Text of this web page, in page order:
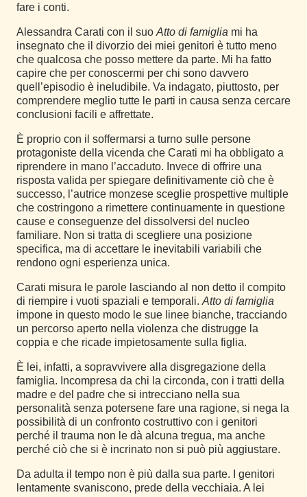
fare i conti.
Alessandra Carati con il suo Atto di famiglia mi ha
insegnato che il divorzio dei miei genitori è tutto meno
che qualcosa che posso mettere da parte. Mi ha fatto
capire che per conoscermi per chi sono davvero
quell’episodio è ineludibile. Va indagato, piuttosto, per
comprendere meglio tutte le parti in causa senza cercare
conclusioni facili e affrettate.
È proprio con il soffermarsi a turno sulle persone
protagoniste della vicenda che Carati mi ha obbligato a
riprendere in mano l’accaduto. Invece di offrire una
risposta valida per spiegare definitivamente ciò che è
successo, l’autrice monzese sceglie prospettive multiple
che costringono a rimettere continuamente in questione
cause e conseguenze del dissolversi del nucleo
familiare. Non si tratta di scegliere una posizione
specifica, ma di accettare le inevitabili variabili che
rendono ogni esperienza unica.
Carati misura le parole lasciando al non detto il compito
di riempire i vuoti spaziali e temporali. Atto di famiglia
impone in questo modo le sue linee bianche, tracciando
un percorso aperto nella violenza che distrugge la
coppia e che ricade impietosamente sulla figlia.
È lei, infatti, a sopravvivere alla disgregazione della
famiglia. Incompresa da chi la circonda, con i tratti della
madre e del padre che si intrecciano nella sua
personalità senza potersene fare una ragione, si nega la
possibilità di un confronto costruttivo con i genitori
perché il trauma non le dà alcuna tregua, ma anche
perché ciò che si è incrinato non si può più aggiustare.
Da adulta il tempo non è più dalla sua parte. I genitori
lentamente svaniscono, prede della vecchiaia. A lei